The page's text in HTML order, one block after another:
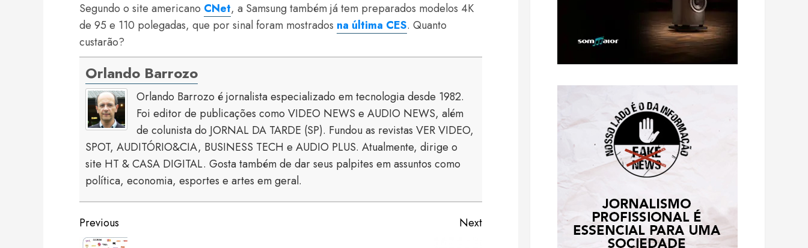
Segundo o site americano CNet, a Samsung também já tem preparados modelos 4K
de 95 e 110 polegadas, que por sinal foram mostrados na última CES. Quanto
custarão?
Orlando Barrozo
Orlando Barrozo é jornalista especializado em tecnologia desde 1982.
Foi editor de publicações como VIDEO NEWS e AUDIO NEWS, além
de colunista do JORNAL DA TARDE (SP). Fundou as revistas VER VIDEO,
SPOT, AUDITÓRIO&CIA, BUSINESS TECH e AUDIO PLUS. Atualmente, dirige o
site HT & CASA DIGITAL. Gosta também de dar seus palpites em assuntos como
política, economia, esportes e artes em geral.
Continue
Previous Next